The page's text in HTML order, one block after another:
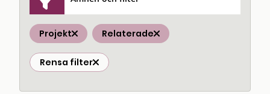
Projekt Relaterade
Rensa filter